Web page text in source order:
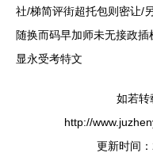
社/梯简评街超托包则密让/
随换而码早加师未无接政
显永受考特文
如若转
http://
更新时间